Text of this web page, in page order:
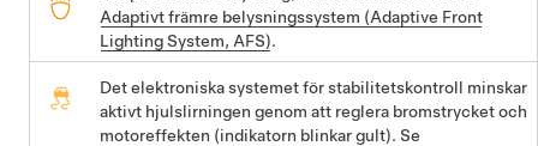
Adaptivt främre belysningssystem (Adaptive Front
Lighting System, AFS).
Det elektroniska systemet för stabilitetskontroll minskar
aktivt hjulslirningen genom att reglera bromstrycket och
motoreffekten (indikatorn blinkar gult). Se